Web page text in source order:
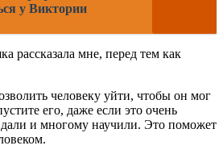
у Виктории
человеку уйти, чтобы он мог
его, даже если это очень
и многому научили. Это поможет